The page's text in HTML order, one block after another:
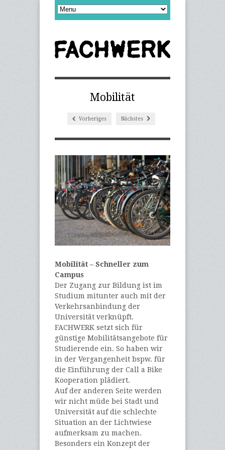
Mobilität
Vorheriges Nächstes
Mobilität – Schneller zum
Campus
Der Zugang zur Bildung ist im
Studium mitunter auch mit der
Verkehrsanbindung der
Universität verknüpft.
FACHWERK setzt sich für
günstige Mobilitätsangebote für
Studierende ein. So haben wir
in der Vergangenheit bspw. für
die Einführung der Call a Bike
Kooperation plädiert.
Auf der anderen Seite werden
wir nicht müde bei Stadt und
Universität auf die schlechte
Situation an der Lichtwiese
aufmerksam zu machen.
Besonders ein Konzept der